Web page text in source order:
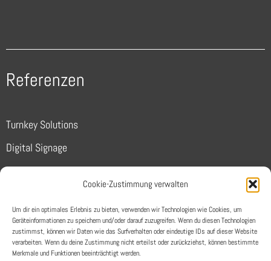
Cookie-Zustimmung verwalten
Um dir ein optimales Erlebnis zu bieten, verwenden wir Technologien wie Cookies, um
Geräteinformationen zu speichern und/oder darauf zuzugreifen. Wenn du diesen Technologien
zustimmst, können wir Daten wie das Surfverhalten oder eindeutige IDs auf dieser Website
verarbeiten. Wenn du deine Zustimmung nicht erteilst oder zurückziehst, können bestimmte
Merkmale und Funktionen beeinträchtigt werden.
Referenzen
Turnkey Solutions
Digital Signage
Sports
Unternehmen